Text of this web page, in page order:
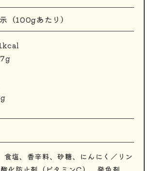
（100gあたり）
食塩、香辛料、砂糖、にんにく／リン